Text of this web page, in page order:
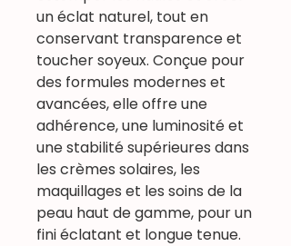
un éclat naturel, tout en
conservant transparence et
toucher soyeux. Conçue pour
des formules modernes et
avancées, elle offre une
adhérence, une luminosité et
une stabilité supérieures dans
les crèmes solaires, les
maquillages et les soins de la
peau haut de gamme, pour un
fini éclatant et longue tenue.